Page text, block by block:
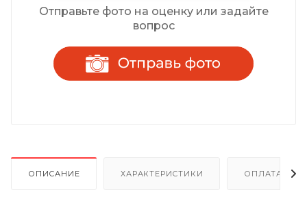
Отправьте фото на оценку или задайте
вопрос
ОПИСАНИЕ ХАРАКТЕРИСТИКИ ОПЛАТА И